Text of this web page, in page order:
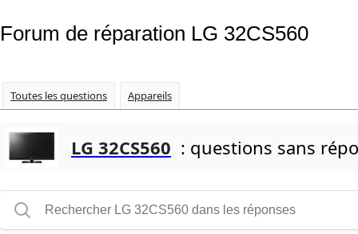
Forum de réparation LG 32CS560
Toutes les questions Appareils
LG 32CS560 : questions sans